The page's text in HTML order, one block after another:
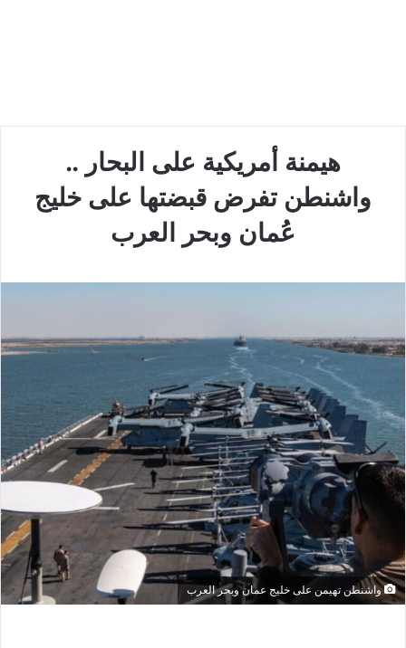
هيمنة أمريكية على البحار ..
واشنطن تفرض قبضتها على خليج
عُمان وبحر العرب
واشنطن تهيمن على خليج عمان وبحر العرب